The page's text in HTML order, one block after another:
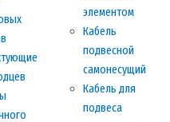
элементом
Кабель
подвесной
самонесущий
Кабель для
подвеса